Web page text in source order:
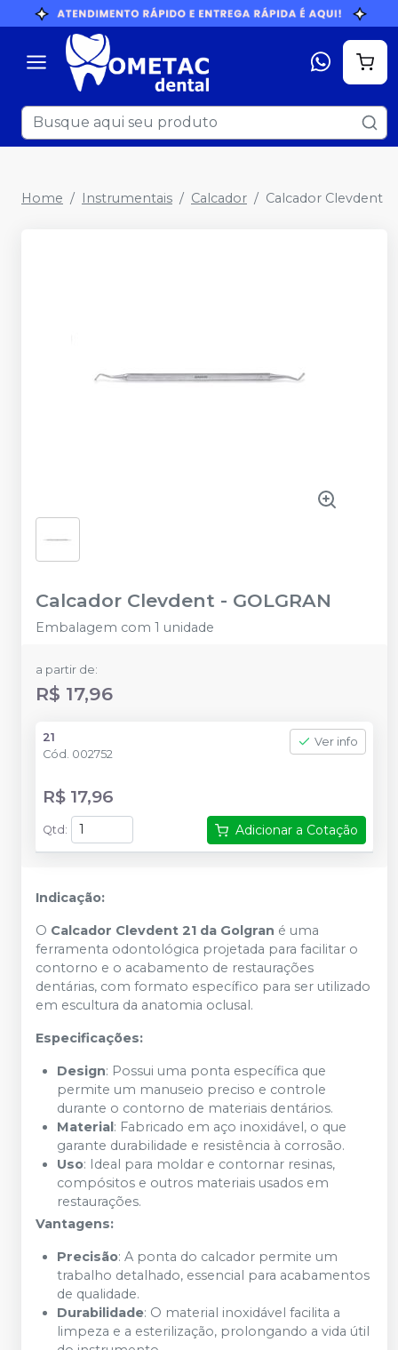
Home Instrumentais Calcador Calcador Clevdent
Calcador Clevdent - GOLGRAN
Embalagem com 1 unidade
a partir de:
R$ 17,96
21
Cód. 002752
Ver info
R$ 17,96
Qtd : Adicionar a Cotação
Indicação:
O Calcador Clevdent 21 da Golgran é uma
ferramenta odontológica projetada para facilitar o
contorno e o acabamento de restaurações
dentárias, com formato específico para ser utilizado
em escultura da anatomia oclusal.
Especificações:
Design: Possui uma ponta específica que
permite um manuseio preciso e controle
durante o contorno de materiais dentários.
Material: Fabricado em aço inoxidável, o que
garante durabilidade e resistência à corrosão.
Uso: Ideal para moldar e contornar resinas,
compósitos e outros materiais usados em
restaurações.
Vantagens:
Precisão: A ponta do calcador permite um
trabalho detalhado, essencial para acabamentos
de qualidade.
Durabilidade: O material inoxidável facilita a
limpeza e a esterilização, prolongando a vida útil